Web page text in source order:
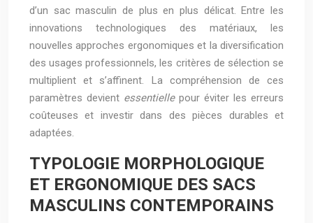
d’un sac masculin de plus en plus délicat. Entre les
innovations technologiques des matériaux, les
nouvelles approches ergonomiques et la diversification
des usages professionnels, les critères de sélection se
multiplient et s’affinent. La compréhension de ces
paramètres devient essentielle pour éviter les erreurs
coûteuses et investir dans des pièces durables et
adaptées.
TYPOLOGIE MORPHOLOGIQUE
ET ERGONOMIQUE DES SACS
MASCULINS CONTEMPORAINS